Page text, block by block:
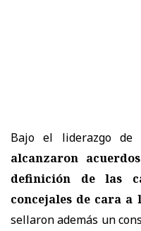
Bajo el liderazgo de
alcanzaron
definición de las
concejales de cara
sellaron además un